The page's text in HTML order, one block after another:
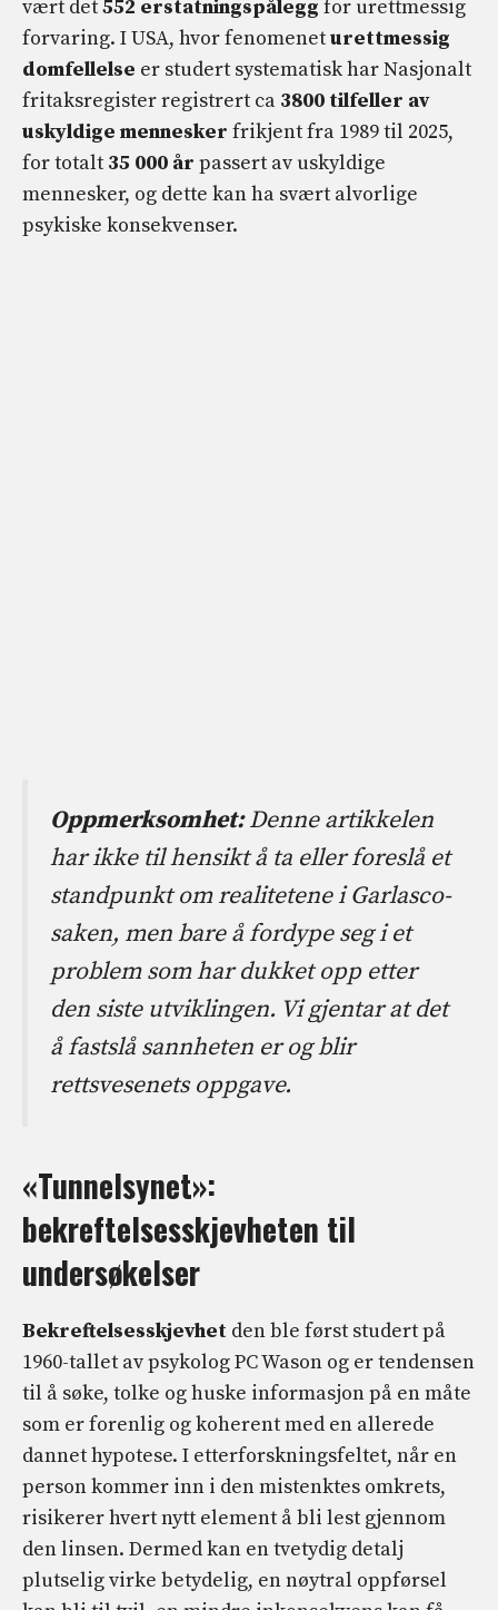
vært det552 erstatningspålegg for urettmessig
forvaring. I USA, hvor fenomeneturettmessig
domfellelse er studert systematisk har Nasjonalt
fritaksregister registrert ca 3800 tilfeller av
uskyldige mennesker frikjent fra 1989 til 2025,
for totalt 35 000 år passert av uskyldige
mennesker, og dette kan ha svært alvorlige
psykiske konsekvenser.
Oppmerksomhet:Denne artikkelen
har ikke til hensikt å ta eller foreslå et
standpunkt om realitetene i Garlasco-
saken, men bare å fordype seg i et
problem som har dukket opp etter
den siste utviklingen. Vi gjentar at det
å fastslå sannheten er og blir
rettsvesenets oppgave.
«Tunnelsynet»:
bekreftelsesskjevheten til
undersøkelser
Bekreftelsesskjevhet den ble først studert på
1960-tallet av psykolog PC Wason og er tendensen
til å søke, tolke og huske informasjon på en måte
som er forenlig og koherent med en allerede
dannet hypotese. I etterforskningsfeltet, når en
person kommer inn i den mistenktes omkrets,
risikerer hvert nytt element å bli lest gjennom
den linsen. Dermed kan en tvetydig detalj
plutselig virke betydelig, en nøytral oppførsel